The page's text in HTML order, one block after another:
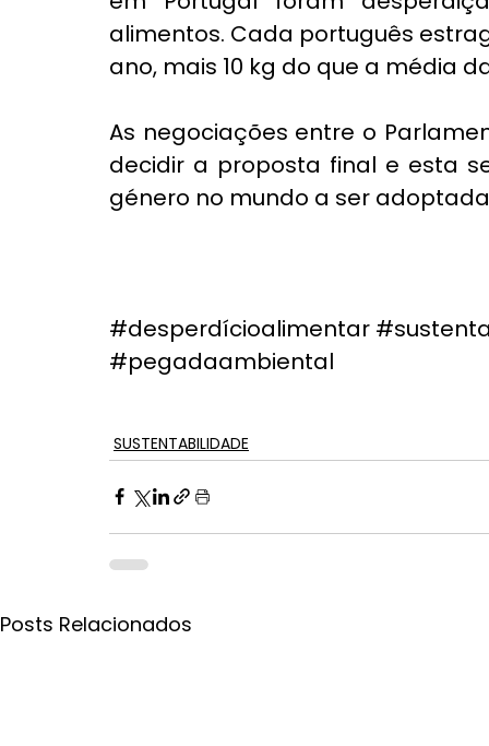
alimentos. Cada português
ano, mais 10 kg do que a média
As negociações entre o
decidir a proposta final e esta
género no mundo a ser
#desperdícioalimentar
#pegadaambiental
SUSTENTABILIDADE
Posts Relacionados